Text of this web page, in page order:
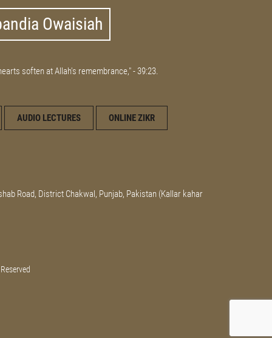
Owaisiah
soften at Allah's remembrance," - 39:23.
AUDIO LECTURES ONLINE ZIKR
Road, District Chakwal, Punjab, Pakistan (Kallar kahar